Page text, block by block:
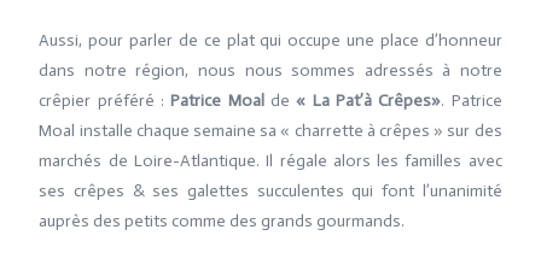
Aussi, pour parler de ce plat qui occupe une place d’honneur
dans notre région, nous nous sommes adressés à notre
crêpier préféré :Patrice Moal de« La Pat’à Crêpes». Patrice
Moal installe chaque semaine sa « charrette à crêpes » sur des
marchés de Loire-Atlantique. Il régale alors les familles avec
ses crêpes & ses galettes succulentes qui font l’unanimité
auprès des petits comme des grands gourmands.